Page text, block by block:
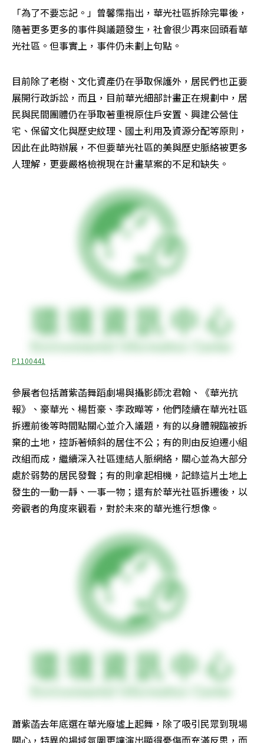
「為了不要忘記。」曾馨霈指出，華光社區拆除完畢後，
隨著更多更多的事件與議題發生，社會很少再來回頭看華
光社區。但事實上，事件仍未劃上句點。
目前除了老樹、文化資產仍在爭取保護外，居民們也正要
展開行政訴訟，而且，目前華光細部計畫正在規劃中，居
民與民間團體仍在爭取著重視原住戶安置、興建公營住
宅、保留文化與歷史紋理、國土利用及資源分配等原則，
因此在此時辦展，不但要華光社區的美與歷史脈絡被更多
人理解，更要嚴格檢視現在計畫草案的不足和缺失。
P1100441
參展者包括蕭紫菡舞蹈劇場與攝影師沈君翰、《華光抗
報》、豪華光、楊哲豪、李政曄等，他們陸續在華光社區
拆遷前後等時間點關心並介入議題，有的以身體親臨被拆
棄的土地，控訴著傾斜的居住不公；有的則由反迫遷小組
改組而成，繼續深入社區連結人脈網絡，關心並為大部分
處於弱勢的居民發聲；有的則拿起相機，記錄這片土地上
發生的一動一靜、一事一物；還有於華光社區拆遷後，以
旁觀者的角度來觀看，對於未來的華光進行想像。
蕭紫菡去年底選在華光廢墟上起舞，除了吸引民眾到現場
關心，特異的場域氛圍更讓演出顯得憂傷而充滿反思，而